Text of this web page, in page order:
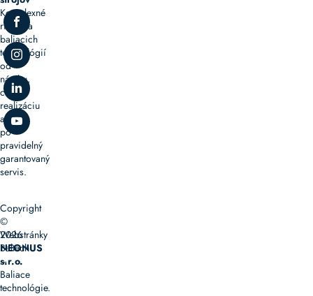
Komplexné
riešenia
baliacich
technológií
od
návrhu,
cez
realizáciu
až
po
pravidelný
garantovaný
servis.
Copyright
©
2026
Baltech
–
Baliace
technológie.
Webstránky
NEONUS
s.r.o.